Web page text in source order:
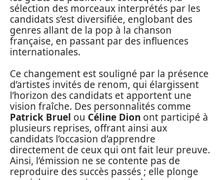
sélection des morceaux interprétés par les
candidats s’est diversifiée, englobant des
genres allant de la pop à la chanson
française, en passant par des influences
internationales.
Ce changement est souligné par la présence
d’artistes invités de renom, qui élargissent
l’horizon des candidats et apportent une
vision fraîche. Des personnalités comme
Patrick Bruel ou Céline Dion ont participé à
plusieurs reprises, offrant ainsi aux
candidats l’occasion d’apprendre
directement de ceux qui ont fait leur preuve.
Ainsi, l’émission ne se contente pas de
reproduire des succès passés ; elle plonge